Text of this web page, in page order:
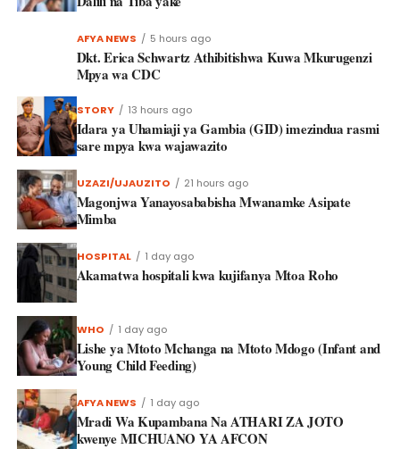
AFYA NEWS 5 hours ago
Dkt. Erica Schwartz Athibitishwa Kuwa Mkurugenzi
Mpya wa CDC
STORY 13 hours ago
Idara ya Uhamiaji ya Gambia (GID) imezindua rasmi
sare mpya kwa wajawazito
UZAZI/UJAUZITO 21 hours ago
Magonjwa Yanayosababisha Mwanamke Asipate
Mimba
HOSPITAL 1 day ago
Akamatwa hospitali kwa kujifanya Mtoa Roho
WHO 1 day ago
Lishe ya Mtoto Mchanga na Mtoto Mdogo (Infant and
Young Child Feeding)
AFYA NEWS 1 day ago
Mradi Wa Kupambana Na ATHARI ZA JOTO
kwenye MICHUANO YA AFCON